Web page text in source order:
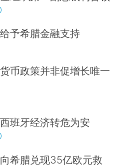
予希腊金融支持
币政策并非促增长唯一
班牙经济转危为安
希腊兑现35亿欧元救